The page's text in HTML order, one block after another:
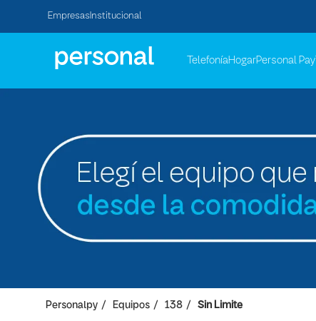
Empresas Institucional
TelefoníaHogarPersonal Pay
Personalpy Equipos 138 Sin Limite